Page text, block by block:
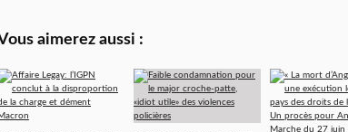
aimerez aussi :